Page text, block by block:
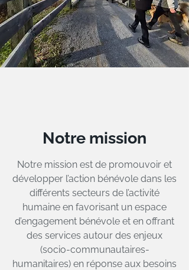
Notre mission
Notre mission est de promouvoir et
développer l’action bénévole dans les
différents secteurs de l’activité
humaine en favorisant un espace
d’engagement bénévole et en offrant
des services autour des enjeux
(socio-communautaires-
humanitaires) en réponse aux besoins